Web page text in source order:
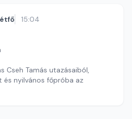
15:04
Cseh Tamás utazásaiból,
és nyilvános főpróba az